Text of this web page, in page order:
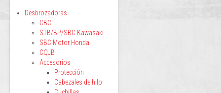
Desbrozadoras
CBC
STB/BP/SBC Kawasaki
SBC Motor Honda
CQJB
Accesorios
Protección
Cabezales de hilo